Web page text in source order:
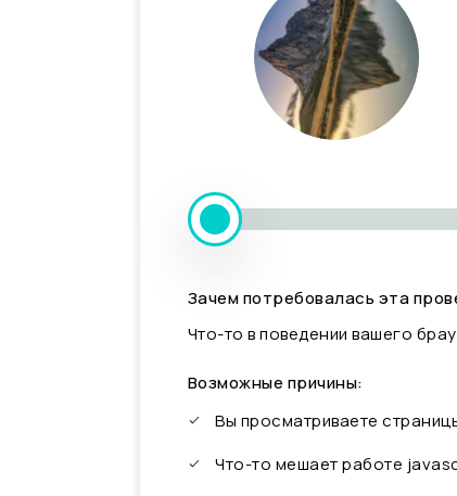
Зачем потребовалась эта
Что-то в поведении вашего
Возможные причины:
Вы просматриваете
Что-то мешает работе